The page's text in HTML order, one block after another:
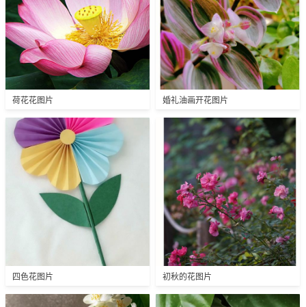
荷花花图片 婚礼油画开花图片
四色花图片 初秋的花图片